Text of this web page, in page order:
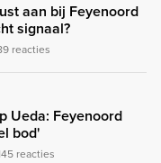
aan bij Feyenoord
signaal?
reacties
Ueda: Feyenoord
bod'
reacties